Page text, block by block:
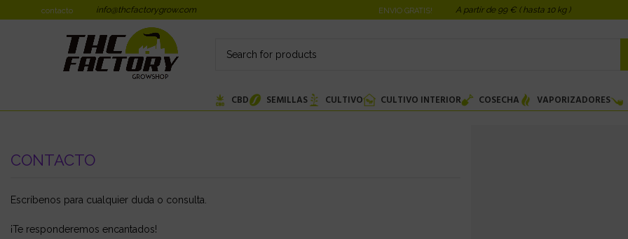
contacto info@thcfactorygrow.com ENVIO GRATIS! A partir de 99 € ( hasta 10 kg )
CBD SEMILLAS CULTIVO CULTIVO INTERIOR COSECHA VAPORIZADORES
CONTACTO
Escríbenos para cualquier duda o consulta.
¡Te responderemos encantados!